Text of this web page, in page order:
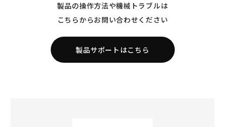
製品の操作方法や機械トラブルは
こちらからお問い合わせください
製品サポートはこちら